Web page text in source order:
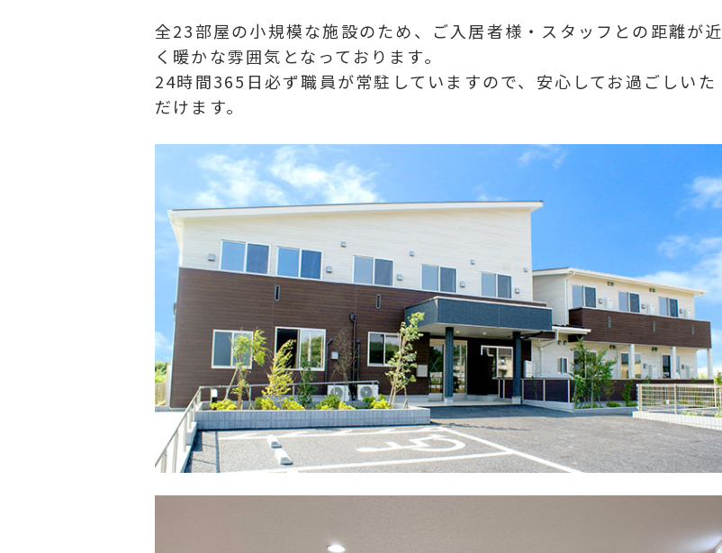
全23部屋の小規模な施設のため、ご入居者様・スタッフとの距離が近
く暖かな雰囲気となっております。
24時間365日必ず職員が常駐していますので、安心してお過ごしいた
だけます。